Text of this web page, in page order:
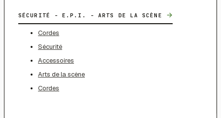
SÉCURITÉ - E.P.I. - ARTS DE LA SCÈNE →
Cordes
Sécurité
Accessoires
Arts de la scène
Cordes